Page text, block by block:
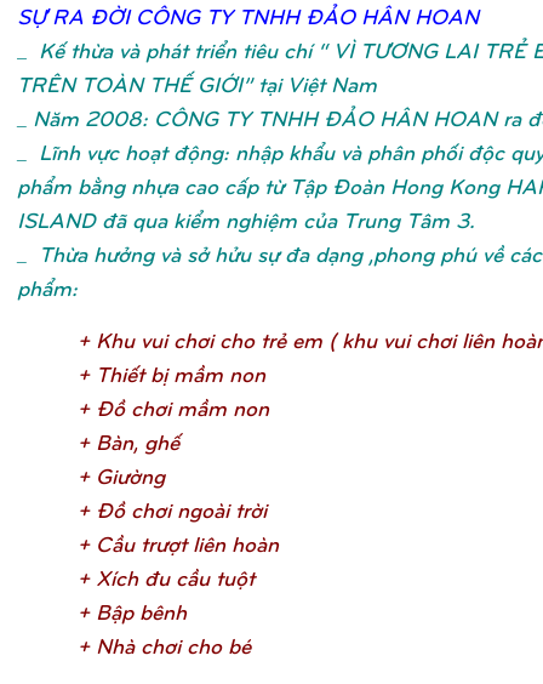
SỰRA ĐỜI CÔNG TY TNHH ĐẢO HÂN HOAN
Kế thừa và phát triển tiêu chí “ VÌ TƯƠNG LAI TRẺ
TRÊN TOÀN THẾ GIỚI” tại Việt Nam
_ Năm 2008: CÔNG TY TNHH ĐẢO HÂN HOAN ra
_ Lĩnh vực hoạt động: nhập khẩu và phân phối độc
phẩm bằng nhựa cao cấp từ Tập Đoàn Hong Kong
ISLAND đã qua kiểm nghiệm của Trung Tâm 3.
_ Thừa hưởng và sở hửu sự đa dạng ,phong phú về
phẩm:
+ Khu vui chơi cho trẻem ( khu vui chơi liên
+ Thiết bịmầm non
+ Đồchơi mầm non
+ Bàn, ghế
+ Giường
+ Đồchơi ngoài trời
+ Cầu trượt liên hoàn
+ Xích đu cầu tuột
+ Bập bênh
+ Nhà chơi cho bé